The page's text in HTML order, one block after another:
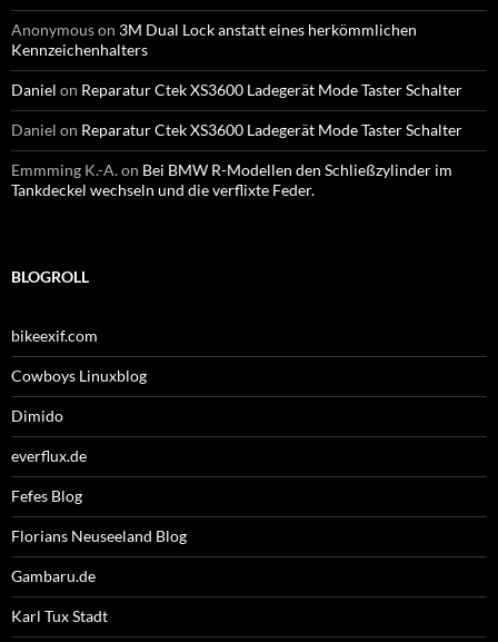
Anonymouson 3M Dual Lock anstatt eines herkömmlichen
Kennzeichenhalters
Daniel on Reparatur Ctek XS3600 Ladegerät Mode Taster Schalter
Daniel on Reparatur Ctek XS3600 Ladegerät Mode Taster Schalter
Emmming K.-A.on Bei BMW R-Modellen den Schließzylinder im
Tankdeckel wechseln und die verflixte Feder.
BLOGROLL
bikeexif.com
Cowboys Linuxblog
Dimido
everflux.de
Fefes Blog
Florians Neuseeland Blog
Gambaru.de
Karl Tux Stadt